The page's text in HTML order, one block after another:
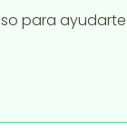
para